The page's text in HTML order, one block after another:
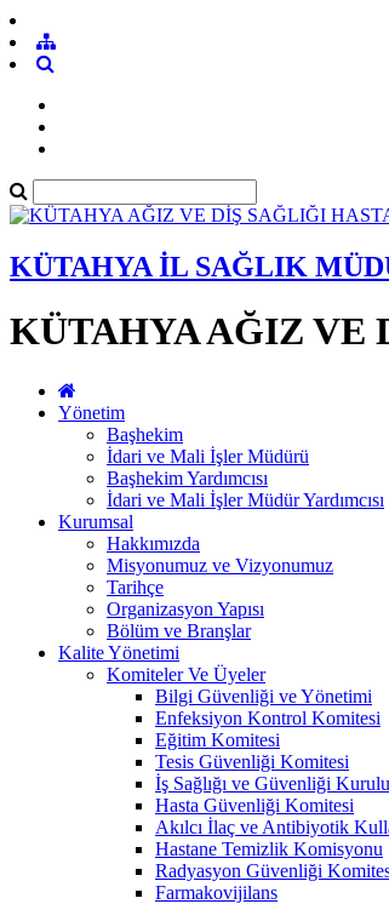
KÜTAHYA İL SAĞLIK
KÜTAHYA AĞIZ VE
Yönetim
Başhekim
İdari ve Mali İşler Müdürü
Başhekim Yardımcısı
İdari ve Mali İşler Müdür Yardımcısı
Kurumsal
Hakkımızda
Misyonumuz ve Vizyonumuz
Tarihçe
Organizasyon Yapısı
Bölüm ve Branşlar
Kalite Yönetimi
Komiteler Ve Üyeler
Bilgi Güvenliği ve Yönetimi
Enfeksiyon Kontrol Komitesi
Eğitim Komitesi
Tesis Güvenliği Komitesi
İş Sağlığı ve Güvenliği Kurulu
Hasta Güvenliği Komitesi
Akılcı İlaç ve Antibiyotik
Hastane Temizlik Komisyonu
Radyasyon Güvenliği
Farmakovijilans